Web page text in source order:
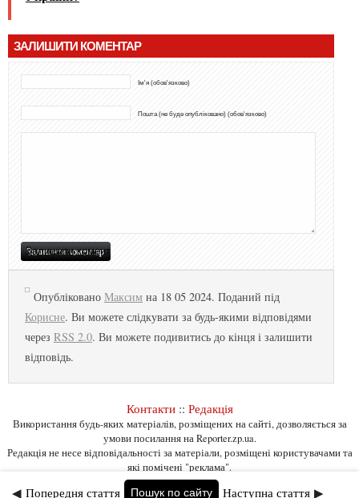
ЗАЛИШИТИ КОМЕНТАР
Ім'я (обов'язково)
Пошта (не буде опубліковано) (обов'язково)
Опубліковано Максим на 18 05 2024. Поданий під
Корисне. Ви можете слідкувати за будь-якими відповідями
через RSS 2.0. Ви можете подивитись до кінця і залишити
відповідь.
◀ Попередня стаття Пошук по сайту Наступна стаття ▶
Контакти:: Редакція
Використання будь-яких матеріалів, розміщених на сайті, дозволяється за
умови посилання на Reporter.zp.ua.
Редакція не несе відповідальності за матеріали, розміщені користувачами та
які помічені "реклама".